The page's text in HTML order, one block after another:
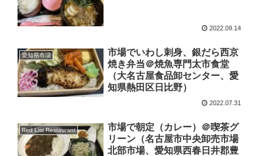
2022.09.14
愛知県市場
市場でいわし刺身、銀だら西京
焼き弁当＠焼魚専門太市食堂
（大名古屋食品卸センター、愛
知県熱田区日比野）
2022.07.31
Red List Restaurant
市場で朝定（カレー）＠喫茶グ
リーン（名古屋市中央卸売市場
北部市場、愛知県西春日井郡豊